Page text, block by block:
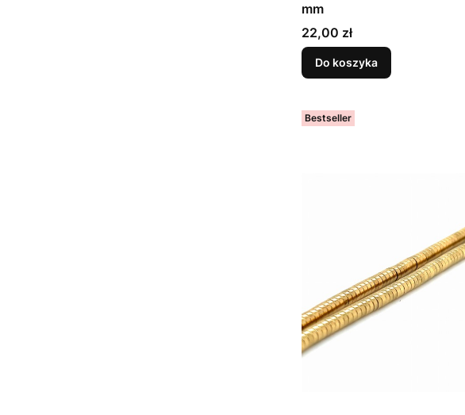
mm
Cena
22,00 zł
Do koszyka
Bestseller